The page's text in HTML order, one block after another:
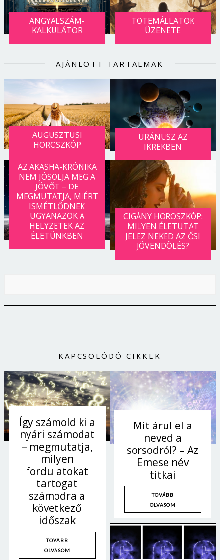
ANGYALSZÁM-
KALKULÁTOR
TOTEMÁLLATOK
ÜZENETE
AJÁNLOTT TARTALMAK
AUGUSZTUSI
HOROSZKÓP
URÁNUSZ AZ
IKREKBEN
AZ AKASHA-KRÓNIKA
NEM JÓSOLJA MEG A
JÖVŐT – DE
MEGMUTATJA, MIÉRT
ISMÉTLŐDNEK
UGYANAZOK A
HELYZETEK AZ
ÉLETÜNKBEN
CIGÁNY HOROSZKÓP:
MILYEN ÉLETUTAT
JELEZ NEKED AZ ŐSI
JÖVENDÖLÉS?
KAPCSOLÓDÓ CIKKEK
Így számold ki a
nyári számodat
– megmutatja,
milyen
fordulatokat
tartogat
számodra a
következő
időszak
TOVÁBB
OLVASOM
Mit árul el a
neved a
sorsodról? – Az
Emese név
titkai
TOVÁBB
OLVASOM
Jelszó